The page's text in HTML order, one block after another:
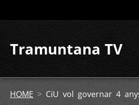
Tramuntana TV
HOME > CiU vol governar 4